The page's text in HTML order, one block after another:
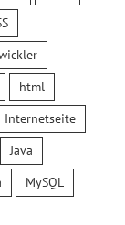
html
Internetseite
Java
MySQL